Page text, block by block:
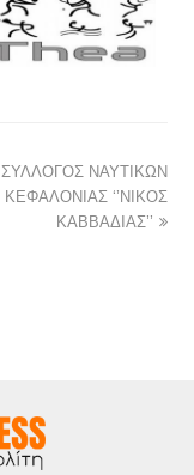
ΣΥΛΛΟΓΟΣ ΝΑΥΤΙΚΩΝ
ΚΕΦΑΛΟΝΙΑΣ ‘’ΝΙΚΟΣ
ΚΑΒΒΑΔΙΑΣ’’